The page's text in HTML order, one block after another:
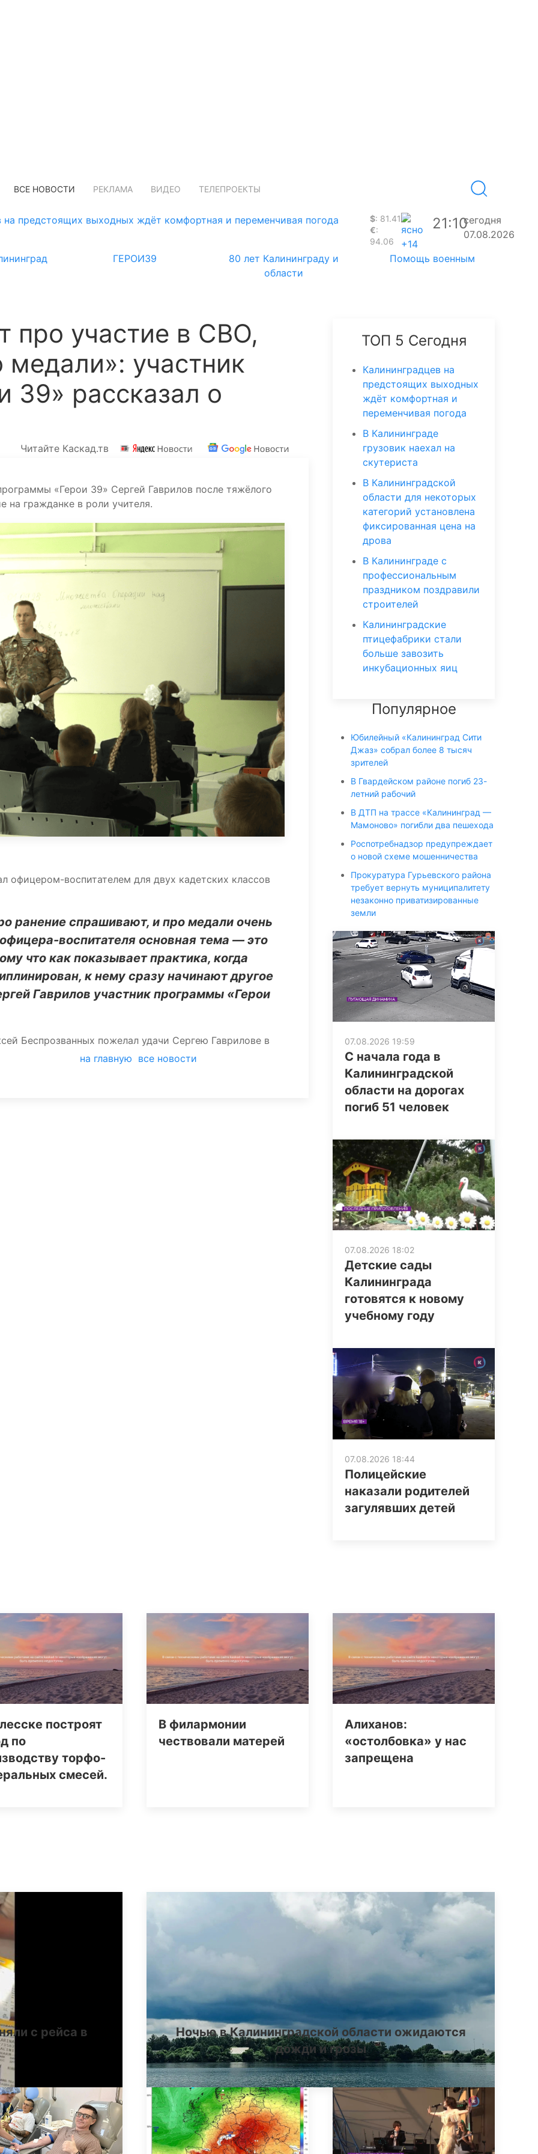
ВСЕ НОВОСТИ РЕКЛАМА ВИДЕО ТЕЛЕПРОЕКТЫ
на предстоящих выходных ждёт комфортная и переменчивая погода $: 81.41
€:
94.06
+14
21:10сегодня
07.08.2026
ГЕРОИ39
80 лет Калининграду и
области
Помощь военным
про участие в СВО,
участник
39» рассказал о
Читайте Каскад.тв
«Герои 39» Сергей Гаврилов после тяжёлого
на гражданке в роли учителя.
офицером-воспитателем для двух кадетских классов
ранение спрашивают, и про медали очень
воспитателя основная тема — это
что как показывает практика, когда
к нему сразу начинают другое
Гаврилов участник программы «Герои
Беспрозванных пожелал удачи Сергею Гаврилове в
на главную все новости
ТОП 5 Сегодня
Калининградцев на
предстоящих выходных
ждёт комфортная и
переменчивая погода
В Калининграде
грузовик наехал на
скутериста
В Калининградской
области для некоторых
категорий установлена
фиксированная цена на
дрова
В Калининграде с
профессиональным
праздником поздравили
строителей
Калининградские
птицефабрики стали
больше завозить
инкубационных яиц
Популярное
Юбилейный «Калининград Сити
Джаз» собрал более 8 тысяч
зрителей
В Гвардейском районе погиб 23-
летний рабочий
В ДТП на трассе «Калининград —
Мамоново» погибли два пешехода
Роспотребнадзор предупреждает
о новой схеме мошенничества
Прокуратура Гурьевского района
требует вернуть муниципалитету
незаконно приватизированные
земли
07.08.2026 19:59
С начала года в
Калининградской
области на дорогах
погиб 51 человек
07.08.2026 18:02
Детские сады
Калининграда
готовятся к новому
учебному году
07.08.2026 18:44
Полицейские
наказали родителей
загулявших детей
построят
по
торфо-
смесей.
В филармонии
чествовали матерей
Алиханов:
«остолбовка» у нас
запрещена
с рейса в
Ночью в Калининградской области ожидаются
дожди и грозы